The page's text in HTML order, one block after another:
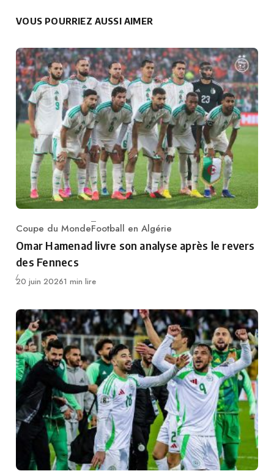
VOUS POURRIEZ AUSSI AIMER
Category
Coupe du MondeFootball en Algérie
Omar Hamenad livre son analyse après le revers
des Fennecs
Publié
20 juin 20261 min lire